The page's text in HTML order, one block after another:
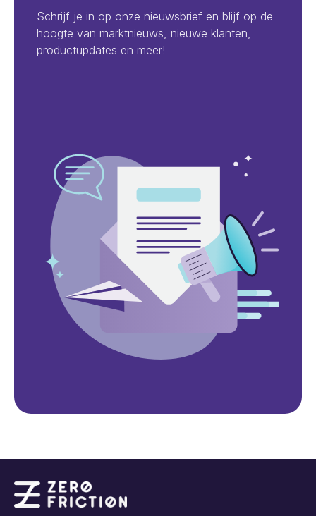
Schrijf je in op onze nieuwsbrief en blijf op de
hoogte van marktnieuws, nieuwe klanten,
productupdates en meer!